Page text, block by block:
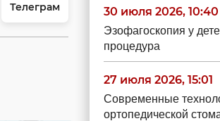
Телеграм
30 июля 2026, 10:40
Эзофагоскопия у
процедура
27 июля 2026, 15:01
Современные
ортопедической